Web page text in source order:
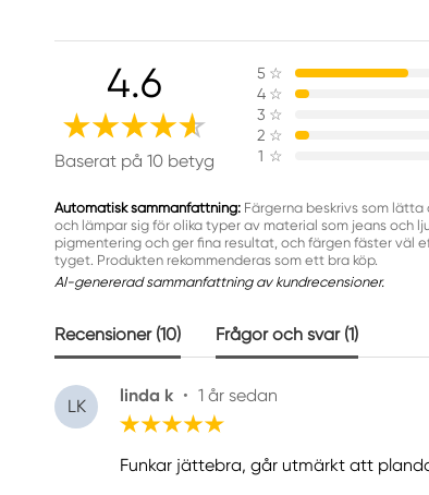
4.6
Baserat på 10 betyg
5 ☆
4 ☆
3 ☆
2 ☆
1 ☆
Automatisk sammanfattning: Färgerna beskrivs som
och lämpar sig för olika typer av material som jeans och
pigmentering och ger fina resultat, och färgen fäster väl
tyget. Produkten rekommenderas som ett bra köp.
AI-genererad sammanfattning av kundrecensioner.
Recensioner (10) Frågor och svar (1)
LK
linda k • 1 år sedan
Funkar jättebra, går utmärkt att